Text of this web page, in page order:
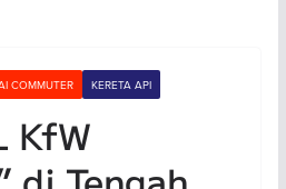
COMMUTER KERETA API
KfW